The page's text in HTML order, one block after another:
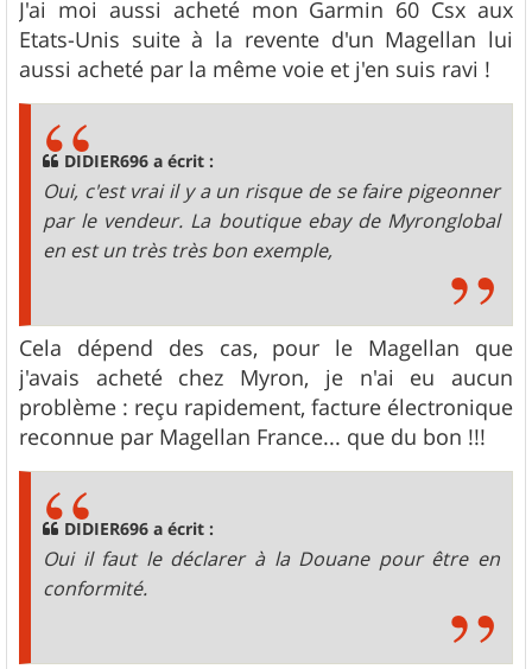
J'ai moi aussi acheté mon Garmin 60 Csx aux
Etats-Unis suite à la revente d'un Magellan lui
aussi acheté par la même voie et j'en suis ravi !
DIDIER696 a écrit :
Oui, c'est vrai il y a un risque de se faire pigeonner
par le vendeur. La boutique ebay de Myronglobal
en est un très très bon exemple,
Cela dépend des cas, pour le Magellan que
j'avais acheté chez Myron, je n'ai eu aucun
problème : reçu rapidement, facture électronique
reconnue par Magellan France... que du bon !!!
DIDIER696 a écrit :
Oui il faut le déclarer à la Douane pour être en
conformité.